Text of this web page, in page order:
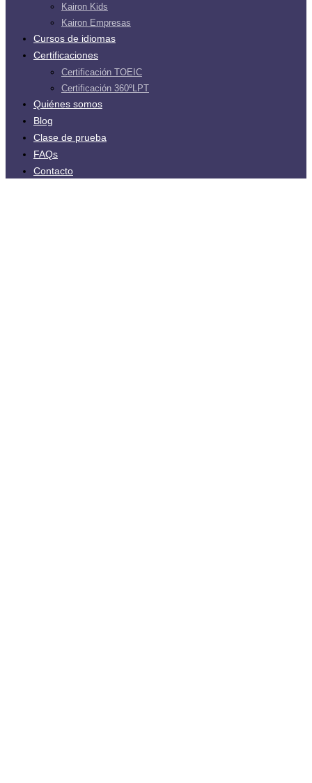
Kairon Kids
Kairon Empresas
Cursos de idiomas
Certificaciones
Certificación TOEIC
Certificación 360ºLPT
Quiénes somos
Blog
Clase de prueba
FAQs
Contacto